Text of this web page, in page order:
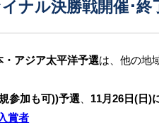
ナル決勝戦開催･終
・アジア太平洋予選は、他の地
参加も可))予選
11月26日(日)
賞者